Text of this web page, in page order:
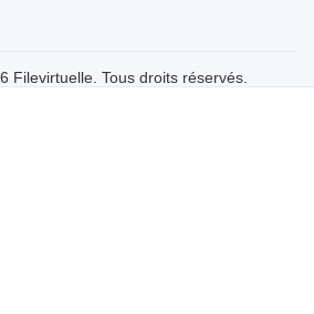
Filevirtuelle. Tous droits réservés.